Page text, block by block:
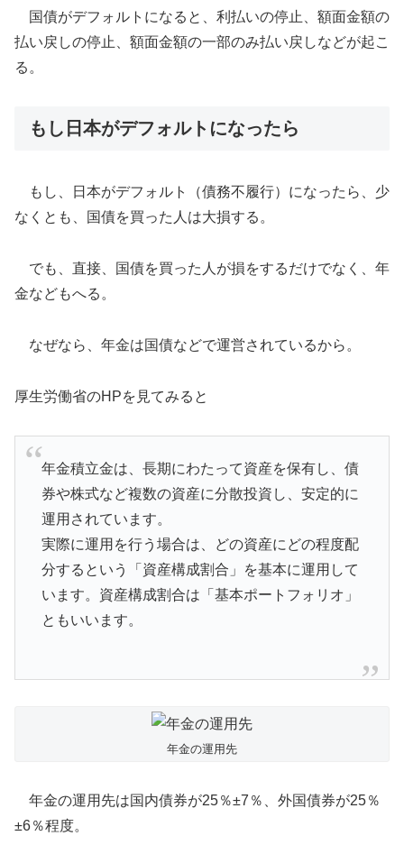
国債がデフォルトになると、利払いの停止、額面金額の
払い戻しの停止、額面金額の一部のみ払い戻しなどが起こ
る。
もし日本がデフォルトになったら
もし、日本がデフォルト（債務不履行）になったら、少
なくとも、国債を買った人は大損する。
でも、直接、国債を買った人が損をするだけでなく、年
金などもへる。
なぜなら、年金は国債などで運営されているから。
厚生労働省のHPを見てみると
年金積立金は、長期にわたって資産を保有し、債
券や株式など複数の資産に分散投資し、安定的に
運用されています。
実際に運用を行う場合は、どの資産にどの程度配
分するという「資産構成割合」を基本に運用して
います。資産構成割合は「基本ポートフォリオ」
ともいいます。
年金の運用先
年金の運用先は国内債券が25％±7％、外国債券が25％
±6％程度。